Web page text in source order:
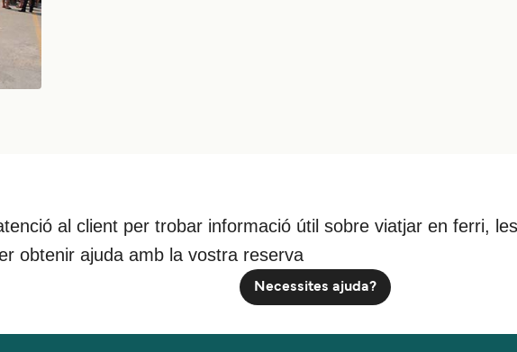
al client per trobar informació útil sobre viatjar en ferri,
obtenir ajuda amb la vostra reserva
Necessites ajuda?